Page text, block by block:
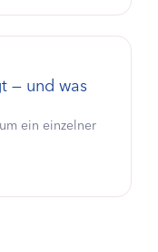
— und was
ein einzelner